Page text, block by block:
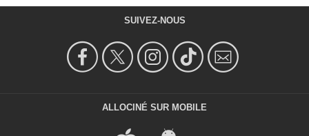
SUIVEZ-NOUS
ALLOCINÉ SUR MOBILE